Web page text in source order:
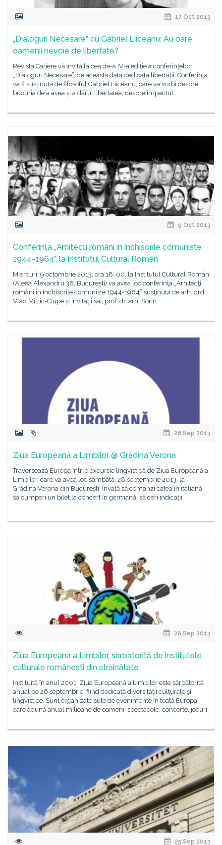
17 Oct 2013
„Dialoguri Necesare” cu Gabriel Liiceanu: Au oare
oamenii nevoie de libertate?
Revista Cariere vă invită la cea de-a IV-a ediție a conferințelor
„Dialoguri Necesare”, de această dată dedicată libertății. Conferinţa
va fi susţinută de filosoful Gabriel Liiceanu, care va vorbi despre
bucuria de a avea şi a dărui libertatea, despre impactul
9 Oct 2013
Conferința „Arhitecţi români în închisorile comuniste
1944-1964”, la Institutul Cultural Român
Miercuri, 9 octombrie 2013, ora 18. 00, la Institutul Cultural Român
(Aleea Alexandru 38, București) va avea loc conferinţa „Arhitecţi
români în închisorile comuniste 1944-1964” susţinută de arh. drd.
Vlad Mitric-Ciupe şi invitaţii săi, prof. dr. arh. Sorin
28 Sep 2013
Ziua Europeană a Limbilor @ Grădina Verona
Traversează Europa într-o excursie lingvistică de Ziua Europeană a
Limbilor, care va avea loc sâmbătă, 28 septembrie 2013, la
Grădina Verona din București. Învață să comanzi cafea în italiană,
să cumperi un bilet la concert în germană, să ceri indicații
26 Sep 2013
Ziua Europeană a Limbilor, sărbătorită de institutele
culturale românești din străinătate
Instituită în anul 2001, Ziua Europeană a Limbilor este sărbătorită
anual pe 26 septembrie, fiind dedicată diversităţii culturale şi
lingvistice. Sunt organizate sute de evenimente în toată Europa,
care adună anual milioane de oameni: spectacole, concerte, jocuri
25 Sep 2013